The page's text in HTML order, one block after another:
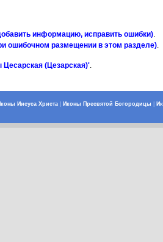
информацию, исправить ошибки).
ошибочном размещении в этом разделе).
(Цезарская)'.
Иисуса Христа Иконы Пресвятой Богородицы